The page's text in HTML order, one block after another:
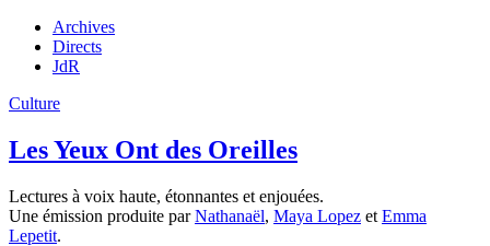
Archives
Directs
JdR
Culture
Les Yeux Ont des Oreilles
Lectures à voix haute, étonnantes et enjouées.
Une émission produite parNathanaël, Maya Lopez et Emma
Lepetit.